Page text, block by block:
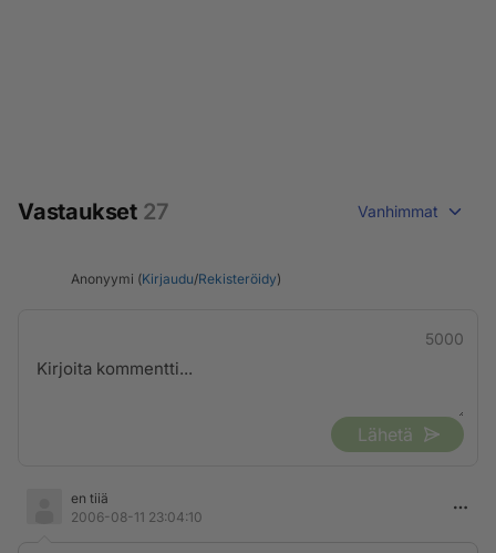
Vastaukset 27 Vanhimmat
Anonyymi (Kirjaudu/Rekisteröidy)
5000
Lähetä
en tiiä
2006-08-11 23:04:10